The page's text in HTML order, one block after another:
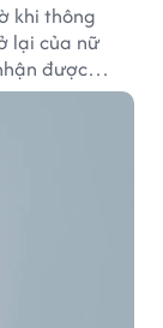
khi thông
lại của nữ
được